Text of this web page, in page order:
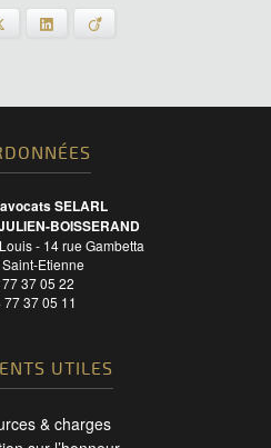
LinkedIn
SELARL
BOISSERAND
- 14 rue Gambetta
Saint-Etienne
37 05 22
37 05 11
UTILES
& charges